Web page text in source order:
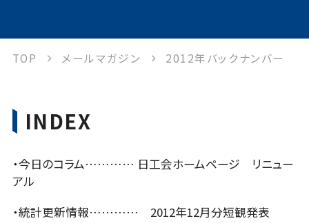
統計情報
TOP メールマガジン 2012年バックナンバー
INDEX
・今日のコラム………… 日工会ホームページ リニュー
アル
・統計更新情報………… 2012年12月分短観発表